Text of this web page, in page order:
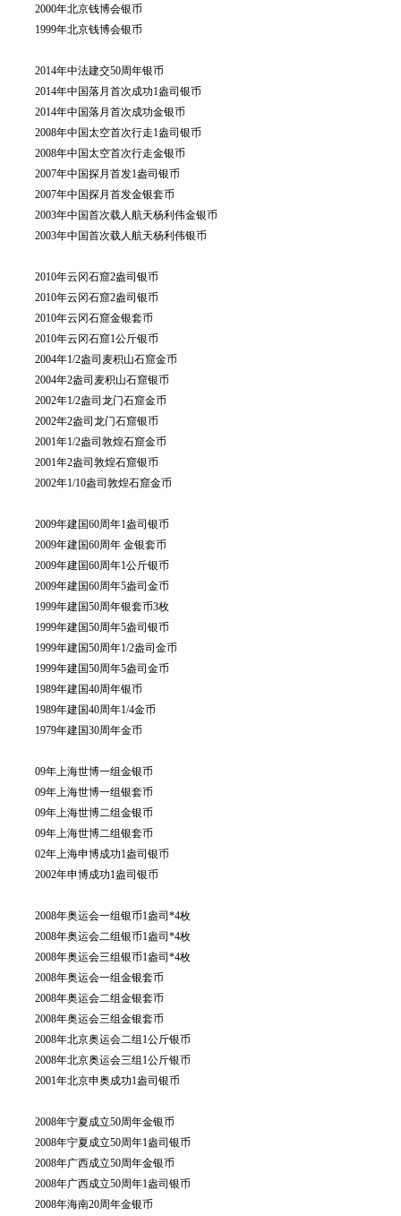
2000年北京钱博会银币
1999年北京钱博会银币
2014年中法建交50周年银币
2014年中国落月首次成功1盎司银币
2014年中国落月首次成功金银币
2008年中国太空首次行走1盎司银币
2008年中国太空首次行走金银币
2007年中国探月首发1盎司银币
2007年中国探月首发金银套币
2003年中国首次载人航天杨利伟金银币
2003年中国首次载人航天杨利伟银币
2010年云冈石窟2盎司银币
2010年云冈石窟2盎司银币
2010年云冈石窟金银套币
2010年云冈石窟1公斤银币
2004年1/2盎司麦积山石窟金币
2004年2盎司麦积山石窟银币
2002年1/2盎司龙门石窟金币
2002年2盎司龙门石窟银币
2001年1/2盎司敦煌石窟金币
2001年2盎司敦煌石窟银币
2002年1/10盎司敦煌石窟金币
2009年建国60周年1盎司银币
2009年建国60周年 金银套币
2009年建国60周年1公斤银币
2009年建国60周年5盎司金币
1999年建国50周年银套币3枚
1999年建国50周年5盎司银币
1999年建国50周年1/2盎司金币
1999年建国50周年5盎司金币
1989年建国40周年银币
1989年建国40周年1/4金币
1979年建国30周年金币
09年上海世博一组金银币
09年上海世博一组银套币
09年上海世博二组金银币
09年上海世博二组银套币
02年上海申博成功1盎司银币
2002年申博成功1盎司银币
2008年奥运会一组银币1盎司*4枚
2008年奥运会二组银币1盎司*4枚
2008年奥运会三组银币1盎司*4枚
2008年奥运会一组金银套币
2008年奥运会二组金银套币
2008年奥运会三组金银套币
2008年北京奥运会二组1公斤银币
2008年北京奥运会三组1公斤银币
2001年北京申奥成功1盎司银币
2008年宁夏成立50周年金银币
2008年宁夏成立50周年1盎司银币
2008年广西成立50周年金银币
2008年广西成立50周年1盎司银币
2008年海南20周年金银币